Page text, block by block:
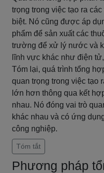
trọng trong việc tạo ra
biệt. Nó cũng được áp
phẩm để sản xuất các
trường để xử lý nước và
lĩnh vực khác như điện
Tóm lại, quá trình tổng
quan trọng trong việc tạo
lớn hơn thông qua kết
nhau. Nó đóng vai trò
khác nhau và có ứng
công nghiệp.
Tóm tắt
Phương pháp